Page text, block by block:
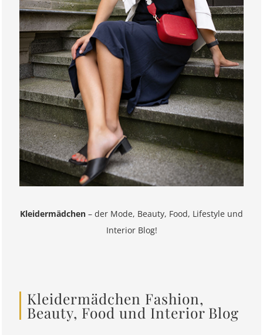
Kleidermädchen – der Mode, Beauty, Food, Lifestyle und
Interior Blog!
Kleidermädchen Fashion,
Beauty, Food und Interior Blog